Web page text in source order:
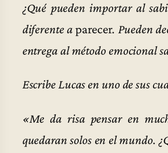
¿Qué pueden importar al
diferente aparecer. Pueden
entrega al método emocional
Escribe Lucas en uno de sus
«Me da risa pensar en
quedaran solos en el mundo.